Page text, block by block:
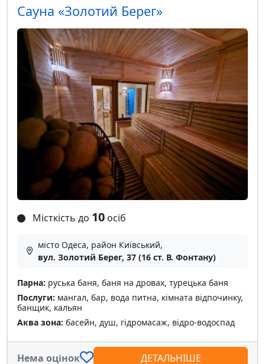
Сауна «Золотий Берег»
Місткість до 10 осіб
місто Одеса, район Київський,
вул. Золотий Берег, 37 (16 ст. В. Фонтану)
Парна: руська баня, баня на дровах, турецька баня
Послуги: мангал, бар, вода питна, кімната відпочинку,
банщик, кальян
Аква зона: басейн, душ, гідромасаж, відро-водоспад
Нема оцінок ДЕТАЛЬНІШЕ